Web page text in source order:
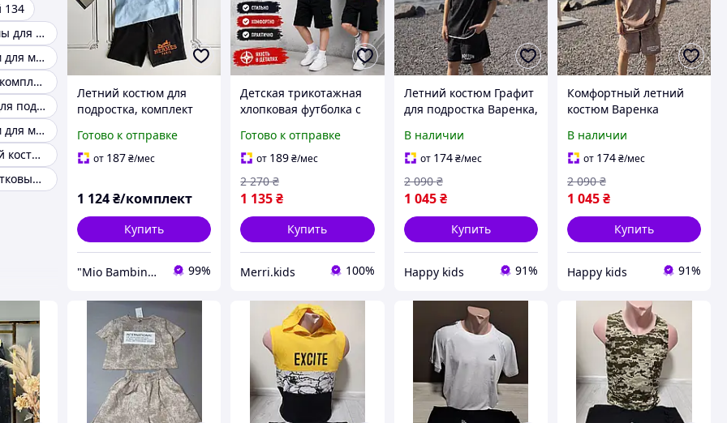
134
Летние костюмы для детей
Летний костюм для мальчика 12 13 лет
Подростковый комплект костюм футболка шорты
Летние вещи для подростков
Летний костюм для мальчика 128 134
Летний детский костюм для мальчика 6-7 лет
Летние подростковые костюмы
Летний костюм для
подростка, комплект
мальчика
Готово к отправке
от 187₴/мес
1 124₴/комплект
Купить
"Mio Bambino" магазин детской брендовой одежды 99%
Детская трикотажная
хлопковая футболка с
152-158-164-170см
белый серый летний
костюм для мальчиков
подростков
Готово к отправке
от 189₴/мес
1 135₴
2 270 ₴
Купить
Merri.kids 100%
Летний костюм Графит
для подростка Варенка,
мальчика, Летние
костюмы для
мальчиков, Шорты для
мальчика подрост
В наличии
от 174 ₴/мес
1 045 ₴
2 090 ₴
Купить
Happy kids 91%
Комфортный летний
костюм Варенка
подростка, Костюм
варенка мальчик,
Летний костюм для
мальчика 13 14 лет
В наличии
от 174₴/мес
1 045₴
2 090 ₴
Купить
Happy kids 91%